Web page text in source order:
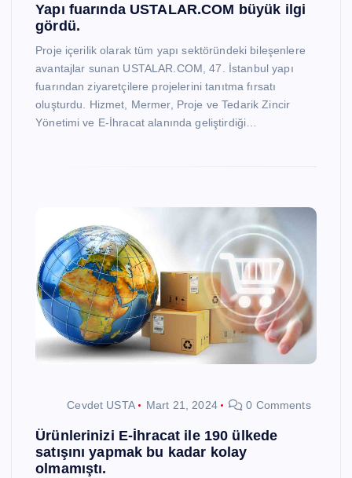
Yapı fuarında USTALAR.COM büyük ilgi
gördü.
Proje içerilik olarak tüm yapı sektöründeki bileşenlere
avantajlar sunan USTALAR.COM, 47. İstanbul yapı
fuarından ziyaretçilere projelerini tanıtma fırsatı
oluşturdu. Hizmet, Mermer, Proje ve Tedarik Zincir
Yönetimi ve E-İhracat alanında geliştirdiği…
Cevdet USTA Mart 21, 2024 0 Comments
Ürünlerinizi E-İhracat ile 190 ülkede
satışını yapmak bu kadar kolay
olmamıştı.